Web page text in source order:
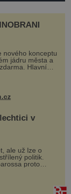
nového konceptu
jádru města a
Hlavní
na Karlově a
burčák, pes...
v
ale už lze o
politik.
proto
dědice Jindřicha
stal
sporu m...